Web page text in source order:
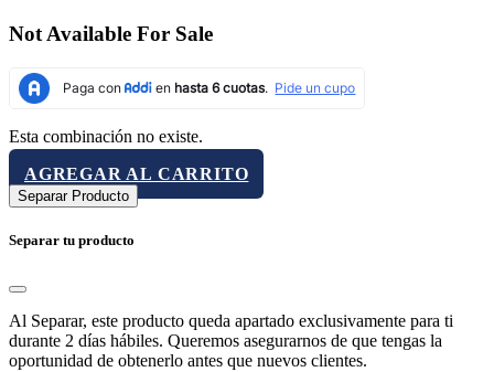
Not Available For Sale
Esta combinación no existe.
AGREGAR AL CARRITO
Separar Producto
Separar tu producto
Al Separar, este producto queda apartado exclusivamente para ti
durante 2 días hábiles. Queremos asegurarnos de que tengas la
oportunidad de obtenerlo antes que nuevos clientes.